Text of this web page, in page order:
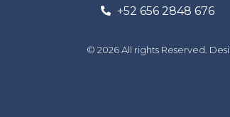
+52 656 2848 676
© 2026 All rights Reserved.